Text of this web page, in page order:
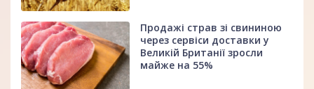
Продажі страв зі свининою
через сервіси доставки у
Великій Британії зросли
майже на 55%